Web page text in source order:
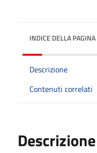
INDICE DELLA PAGINA
Descrizione
Contenuti correlati
Descrizione